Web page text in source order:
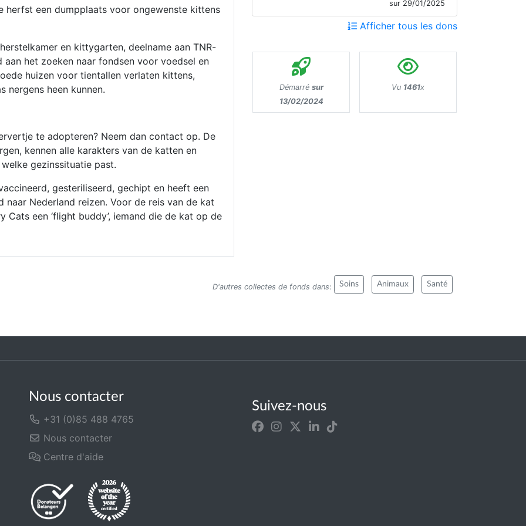
herfst een dumpplaats voor ongewenste kittens
en kittygarten, deelname aan TNR-
het zoeken naar fondsen voor voedsel en
huizen voor tientallen verlaten kittens,
nergens heen kunnen.
te adopteren? Neem dan contact op. De
kennen alle karakters van de katten en
gezinssituatie past.
gesteriliseerd, gechipt en heeft een
Nederland reizen. Voor de reis van de kat
een ‘flight buddy’, iemand die de kat op de
sur 29/01/2025
Afficher tous les dons
Démarré sur
13/02/2024
Vu 1461x
D'autres collectes de fonds dans: Soins Animaux Santé
Nous contacter
+31 (0)85 488 4765
Nous contacter
Centre d'aide
Suivez-nous